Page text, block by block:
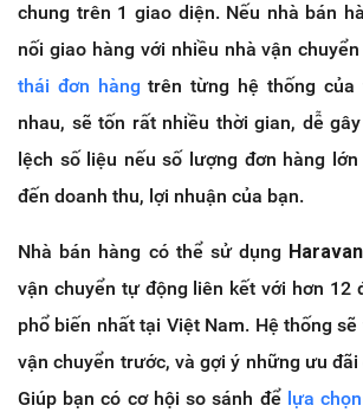
chung trên 1 giao diện. Nếu nhà bán
nối giao hàng với nhiều nhà vận
thái đơn hàng trên từng hệ thống của
nhau, sẽ tốn rất nhiều thời gian, dễ
lệch số liệu nếu số lượng đơn hàng
đến doanh thu, lợi nhuận của bạn.
Nhà bán hàng có thể sử dụng
vận chuyển tự động liên kết với hơn 12
phổ biến nhất tại Việt Nam. Hệ thống
vận chuyển trước, và gợi ý những ưu
Giúp bạn có cơ hội so sánh để lựa